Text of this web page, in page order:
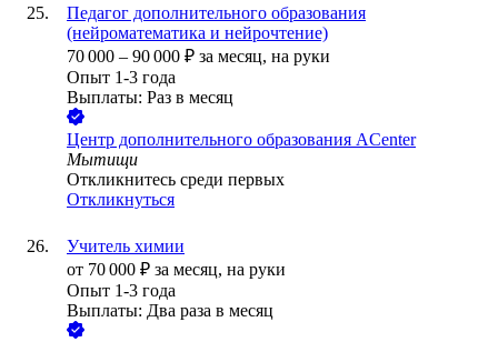
Педагог дополнительного образования
(нейроматематика и нейрочтение)
70 000 – 90 000 ₽ за месяц, на руки
Опыт 1-3 года
Выплаты: Раз в месяц
Центр дополнительного образования ACenter
Мытищи
Откликнитесь среди первых
Откликнуться
Учитель химии
от 70 000 ₽ за месяц, на руки
Опыт 1-3 года
Выплаты: Два раза в месяц